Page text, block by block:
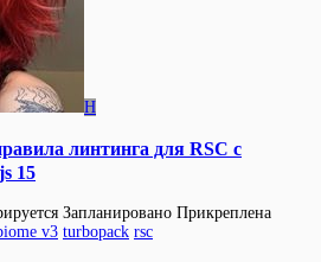
H
линтинга для RSC с
15
Запланировано Прикреплена
v3 turbopack rsc